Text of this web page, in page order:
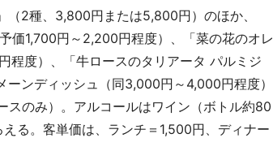
2種、3,800円または5,800円）のほか、
価1,700円～2,200円程度）、「菜の花のオレ
程度）、「牛ロースのタリアータ パルミジ
ンディッシュ（同3,000円～4,000円程度）
スのみ）。アルコールはワイン（ボトル約80
る。客単価は、ランチ＝1,500円、ディナー